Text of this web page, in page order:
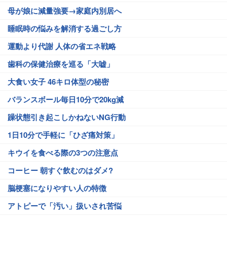
母が娘に減量強要→家庭内別居へ
睡眠時の悩みを解消する過ごし方
運動より代謝 人体の省エネ戦略
歯科の保健治療を巡る「大嘘」
大食い女子 46キロ体型の秘密
バランスボール毎日10分で20kg減
躁状態引き起こしかねないNG行動
1日10分で手軽に「ひざ痛対策」
キウイを食べる際の3つの注意点
コーヒー 朝すぐ飲むのはダメ?
脳梗塞になりやすい人の特徴
アトピーで「汚い」扱いされ苦悩